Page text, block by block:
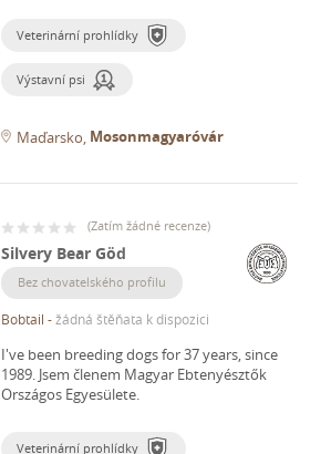
Veterinární prohlídky
Výstavní psi
Maďarsko Mosonmagyaróvár
(Zatím žádné recenze)
Silvery Bear Göd
Bez chovatelského profilu
Bobtail -žádná štěňata k dispozici
I've been breeding dogs for 37 years, since
1989. Jsem členem Magyar Ebtenyésztők
Országos Egyesülete.
Veterinární prohlídky